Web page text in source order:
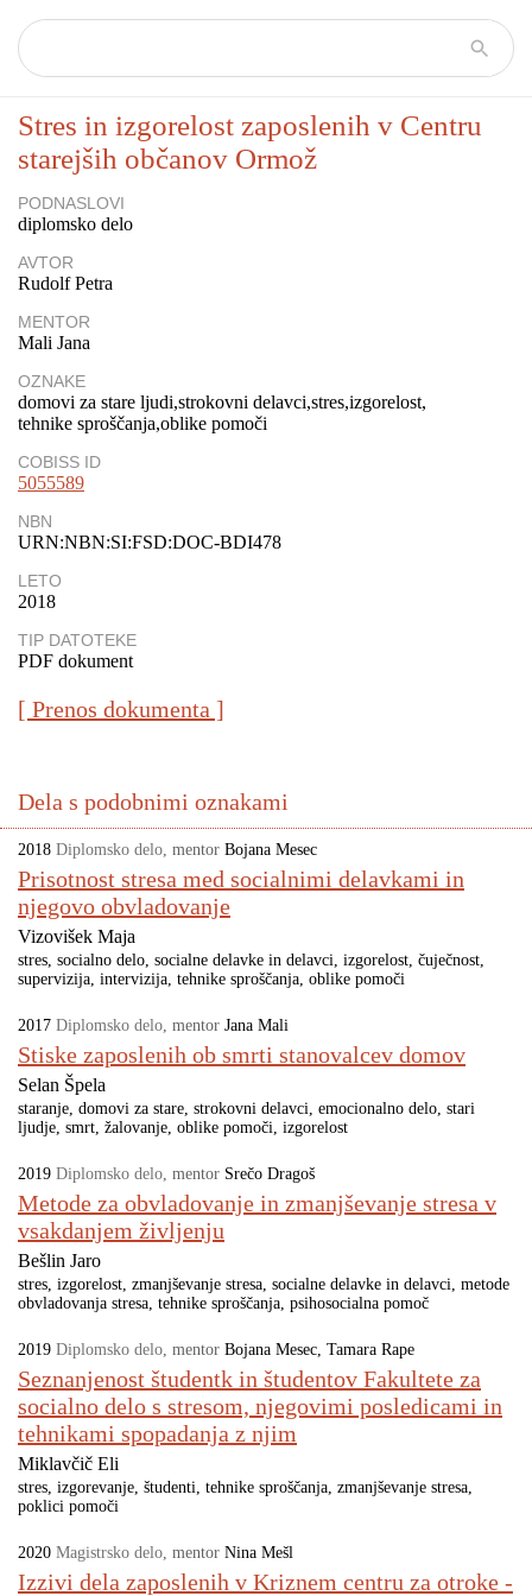
Stres in izgorelost zaposlenih v Centru
starejših občanov Ormož
PODNASLOVI
diplomsko delo
AVTOR
Rudolf Petra
MENTOR
Mali Jana
OZNAKE
domovi za stare ljudi strokovni delavci stres izgorelost
tehnike sproščanja oblike pomoči
COBISS ID
5055589
NBN
URN:NBN:SI:FSD:DOC-BDI478
LETO
2018
TIP DATOTEKE
PDF dokument
[ Prenos dokumenta ]
Dela s podobnimi oznakami
2018 Diplomsko delo, mentor Bojana Mesec
Prisotnost stresa med socialnimi delavkami in
njegovo obvladovanje
Vizovišek Maja
stres socialno delo socialne delavke in delavci izgorelost čuječnost
supervizija intervizija tehnike sproščanja oblike pomoči
2017 Diplomsko delo, mentor Jana Mali
Stiske zaposlenih ob smrti stanovalcev domov
Selan Špela
staranje domovi za stare strokovni delavci emocionalno delo stari
ljudje smrt žalovanje oblike pomoči izgorelost
2019 Diplomsko delo, mentor Srečo Dragoš
Metode za obvladovanje in zmanjševanje stresa v
vsakdanjem življenju
Bešlin Jaro
stres izgorelost zmanjševanje stresa socialne delavke in delavci metode
obvladovanja stresa tehnike sproščanja psihosocialna pomoč
2019 Diplomsko delo, mentor Bojana Mesec Tamara Rape
Seznanjenost študentk in študentov Fakultete za
socialno delo s stresom, njegovimi posledicami in
tehnikami spopadanja z njim
Miklavčič Eli
stres izgorevanje študenti tehnike sproščanja zmanjševanje stresa
poklici pomoči
2020 Magistrsko delo, mentor Nina Mešl
Izzivi dela zaposlenih v Kriznem centru za otroke -